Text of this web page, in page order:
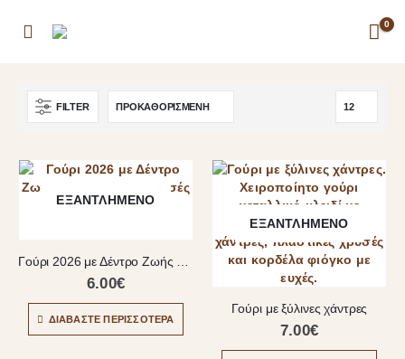
0
FILTER
ΕΞΑΝΤΛΗΜΈΝΟ
6.00€
ΔΙΑΒΆΣΤΕ ΠΕΡΙΣΣΌΤΕΡΑ
ΕΞΑΝΤΛΗΜΈΝΟ
Γούρι με ξύλινες χάντρες
7.00€